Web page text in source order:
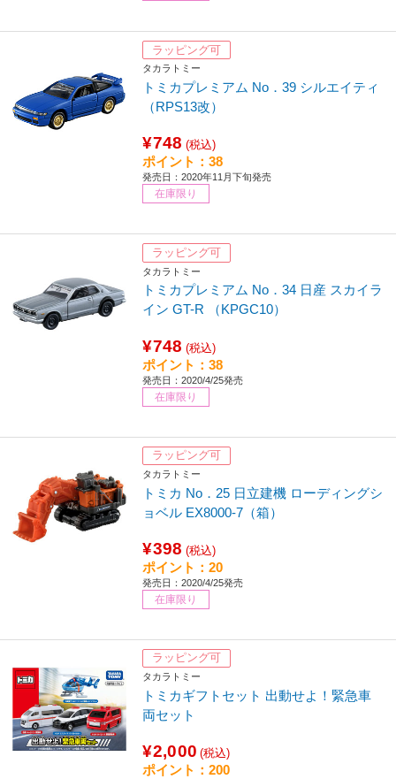
ラッピング可
タカラトミー
トミカプレミアム No．39 シルエイティ
（RPS13改）
¥748 (税込)
ポイント：38
発売日：2020年11月下旬発売
在庫限り
ラッピング可
タカラトミー
トミカプレミアム No．34 日産 スカイラ
イン GT-R （KPGC10）
¥748 (税込)
ポイント：38
発売日：2020/4/25発売
在庫限り
ラッピング可
タカラトミー
トミカ No．25 日立建機 ローディングシ
ョベル EX8000-7（箱）
¥398 (税込)
ポイント：20
発売日：2020/4/25発売
在庫限り
ラッピング可
タカラトミー
トミカギフトセット 出動せよ！緊急車
両セット
¥2,000 (税込)
ポイント：200